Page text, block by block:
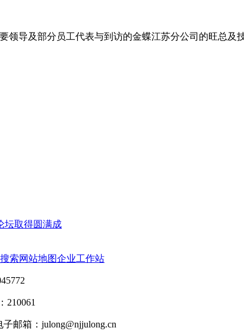
领导及部分员工代表与到访的金蝶江苏分公司的旺总
坛取得圆满成
索网站地图企业工作站
210061
子邮箱：julong@njjulong.cn